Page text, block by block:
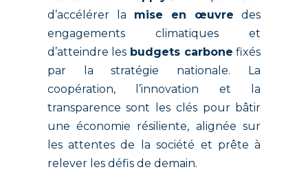
d’accélérer la mise en œuvre des
engagements climatiques et
d’atteindre les budgets carbone fixés
par la stratégie nationale. La
coopération, l’innovation et la
transparence sont les clés pour bâtir
une économie résiliente, alignée sur
les attentes de la société et prête à
relever les défis de demain.